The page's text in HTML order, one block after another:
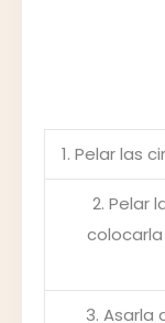
1. Pelar las
2. Pelar
3. Asarla